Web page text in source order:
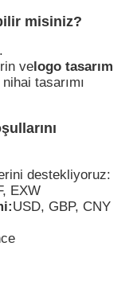
misiniz?
.
ve logo tasarım
tasarımı
destekliyoruz:
EXW
USD, GBP, CNY